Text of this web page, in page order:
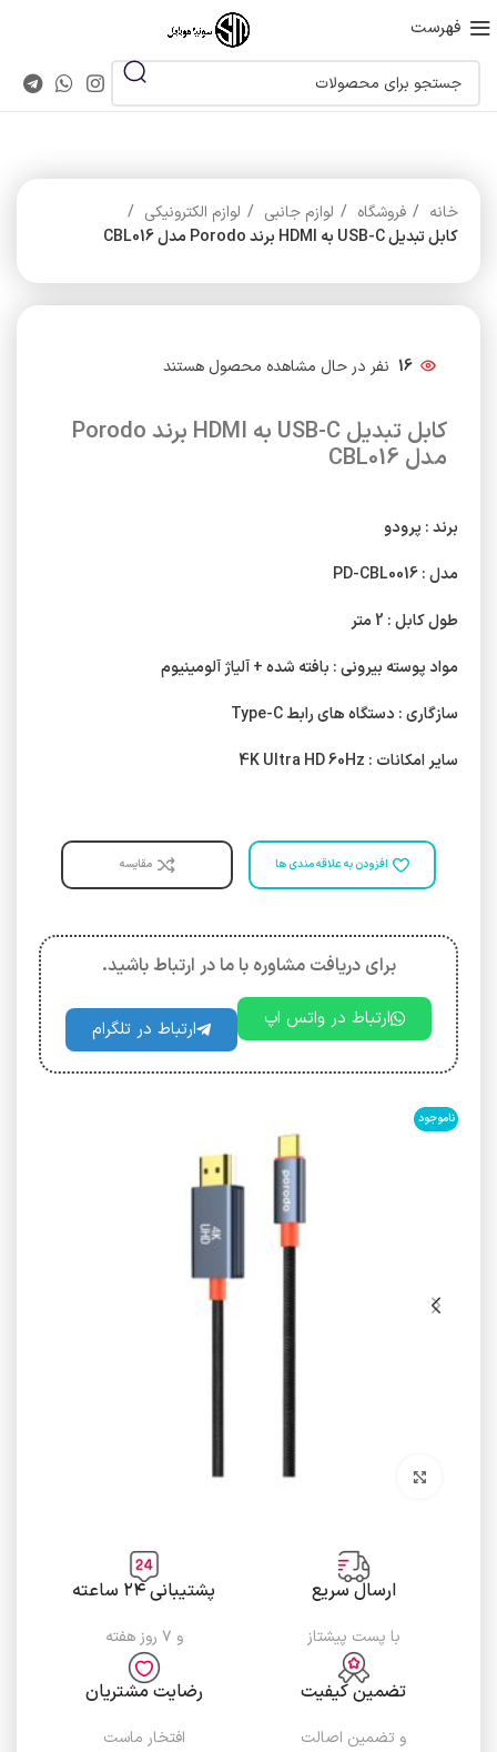
فهرست
خانه فروشگاه لوازم جانبی
لوازم الکترونیکی
کابل تبدیل USB-C به HDMI برند Porodo مدل CBL016
16 نفر در حال مشاهده محصول هستند
کابل تبدیل USB-C به HDMI برند Porodo
مدل CBL016
برند : پرودو
مدل : PD-CBL0016
طول کابل : 2 متر
مواد پوسته بیرونی : بافته شده + آلیاژ آلومینیوم
سازگاری : دستگاه های رابط Type-C
سایر امکانات : 4K Ultra HD 60Hz
افزودن به علاقه مندی ها مقایسه
برای دریافت مشاوره با ما در ارتباط باشید.
ارتباط در واتس اپ ارتباط در تلگرام
ناموجود
برای بزرگنمایی کلیک کنید
ارسال سریع
با پست پیشتاز
پشتیبانی ۲۴ ساعته
و ۷ روز هفته
تضمین کیفیت
و تضمین اصالت
رضایت مشتریان
افتخار ماست